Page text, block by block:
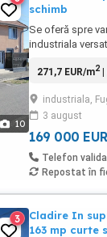
10
schimb
Se oferă spre
industriala
Oradea spre
cabinete
compusă din
271,7 EUR/m2|
industriala,
3 august
169 000 EUR
Telefon
Repostat în
3
Cladire In
163 mp curte